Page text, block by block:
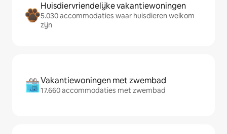
Huisdiervriendelijke vakantiewoningen
5.030 accommodaties waar huisdieren welkom
zijn
Vakantiewoningen met zwembad
17.660 accommodaties met zwembad